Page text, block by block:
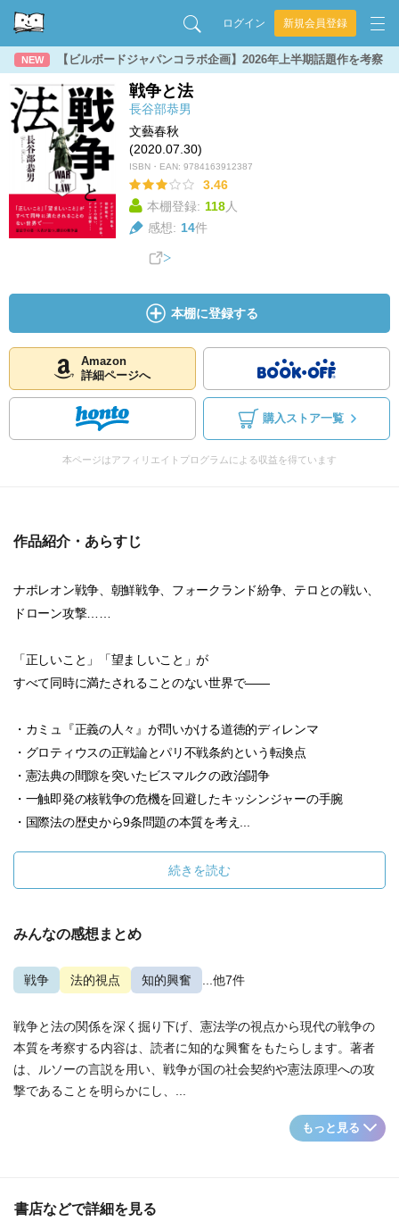
ログイン 新規会員登録
NEW 【ビルボードジャパンコラボ企画】2026年上半期話題作を考察
戦争と法
長谷部恭男
文藝春秋
(2020.07.30)
ISBN・EAN: 9784163912387
3.46
本棚登録: 118人
感想: 14件
本棚に登録する
Amazon
詳細ページへ
購入ストア一覧
本ページはアフィリエイトプログラムによる収益を得ています
作品紹介・あらすじ
ナポレオン戦争、朝鮮戦争、フォークランド紛争、テロとの戦い、
ドローン攻撃……
「正しいこと」「望ましいこと」が
すべて同時に満たされることのない世界で――
・カミュ『正義の人々』が問いかける道徳的ディレンマ
・グロティウスの正戦論とパリ不戦条約という転換点
・憲法典の間隙を突いたビスマルクの政治闘争
・一触即発の核戦争の危機を回避したキッシンジャーの手腕
・国際法の歴史から9条問題の本質を考え...
続きを読む
みんなの感想まとめ
戦争 法的視点 知的興奮 ...他7件
戦争と法の関係を深く掘り下げ、憲法学の視点から現代の戦争の
本質を考察する内容は、読者に知的な興奮をもたらします。著者
は、ルソーの言説を用い、戦争が国の社会契約や憲法原理への攻
撃であることを明らかにし、...
もっと見る
書店などで詳細を見る